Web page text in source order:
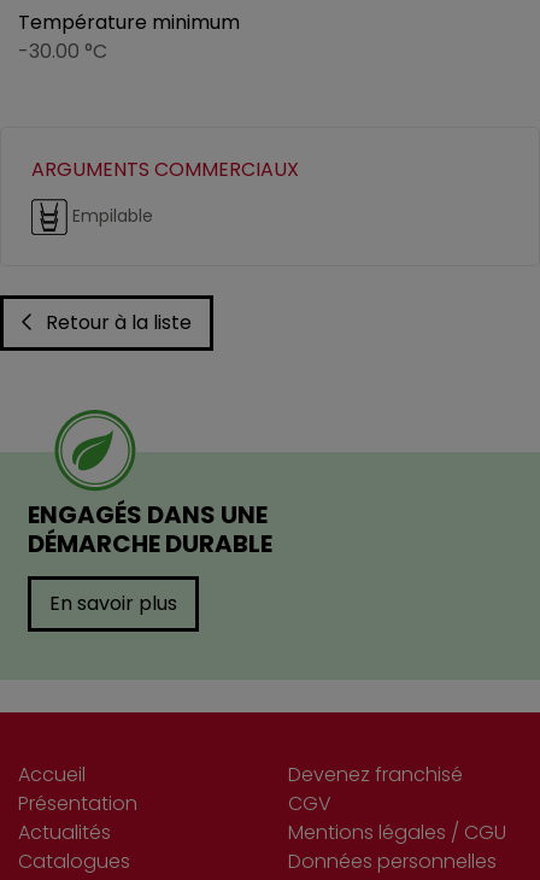
Température minimum
-30.00 °C
ARGUMENTS COMMERCIAUX
Empilable
Retour à la liste
ENGAGÉS DANS UNE
DÉMARCHE DURABLE
En savoir plus
Accueil
Présentation
Actualités
Catalogues
Devenez franchisé
CGV
Mentions légales / CGU
Données personnelles